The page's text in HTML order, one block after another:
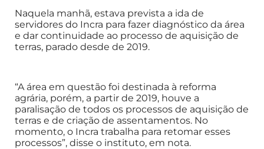
Naquela manhã, estava prevista a ida de
servidores do Incra para fazer diagnóstico da área
e dar continuidade ao processo de aquisição de
terras, parado desde de 2019.
“A área em questão foi destinada à reforma
agrária, porém, a partir de 2019, houve a
paralisação de todos os processos de aquisição de
terras e de criação de assentamentos. No
momento, o Incra trabalha para retomar esses
processos”, disse o instituto, em nota.